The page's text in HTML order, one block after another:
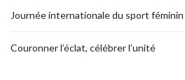
Journée internationale du sport féminin
Couronner l’éclat, célébrer l’unité